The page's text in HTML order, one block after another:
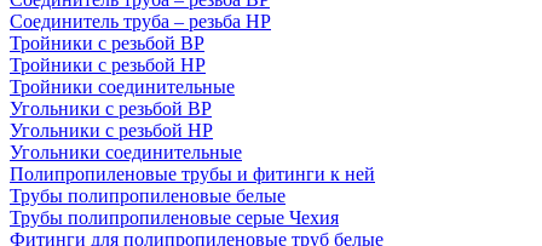
Соединитель труба – резьба НР
Тройники с резьбой ВР
Тройники с резьбой НР
Тройники соединительные
Угольники с резьбой ВР
Угольники с резьбой НР
Угольники соединительные
Полипропиленовые трубы и фитинги к ней
Трубы полипропиленовые белые
Трубы полипропиленовые серые Чехия
Фитинги для полипропиленовые труб белые